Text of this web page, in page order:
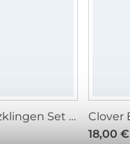
Clover Ersatzklingen Set 45 mm
18,00